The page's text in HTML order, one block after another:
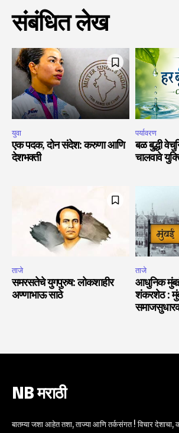
संबंधित लेख
युवा
एक पदक, दोन संदेश: करुणा आणि
देशभक्ती
पर्यावरण
बळ बुद्धी
चालवावे
ताजे
समरसतेचे युगपुरुष: लोकशाहीर
अण्णाभाऊ साठे
ताजे
आधुनिक
शंकरशेठ :
NB मराठी
बातम्या जशा आहेत तशा, ताज्या आणि तर्कसंगत ! विचार देशाचा,